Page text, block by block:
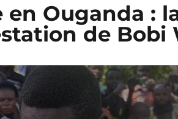
Ouganda :
de Bobi